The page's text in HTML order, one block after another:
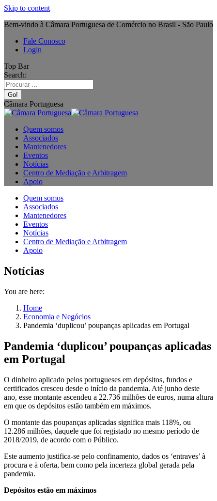
Skip to content
Bem-vindo à Câmara Portuguesa de Comércio no Brasil - São Paulo
Fale Conosco
Login
Top Bar
Search:
Câmara Portuguesa
Quem somos
Associados
Mantenedores
Eventos
Notícias
Centro de Mediação e Arbitragem
Apoio
Quem somos
Associados
Mantenedores
Eventos
Notícias
Centro de Mediação e Arbitragem
Apoio
Notícias
You are here:
Home
Economia e Negócios
Pandemia ‘duplicou’ poupanças aplicadas em Portugal
Pandemia ‘duplicou’ poupanças aplicadas
em Portugal
O dinheiro aplicado pelos portugueses em depósitos, fundos e
certificados cresceu desde o início da pandemia. Até junho deste
ano, esse montante ascendeu a 22.736 milhões de euros, numa altura
em que os depósitos estão também em máximos.
O montante das poupanças aplicadas significa mais 118%, ou
12.286 milhões, daquele que foi registado no mesmo período de
2018/2019, de acordo com o Público.
Este aumento justifica-se pelo confinamento, dados os ‘entraves’ à
procura e à oferta, bem como pela incerteza global gerada pela
pandemia.
Depósitos estão em máximos